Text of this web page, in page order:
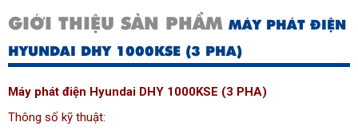
GIỚI THIỆU SẢN PHẨM MÁY PHÁT ĐIỆN
HYUNDAI DHY 1000KSE (3 PHA)
Máy phát điện Hyundai DHY 1000KSE (3 PHA)
Thông số kỹ thuật: